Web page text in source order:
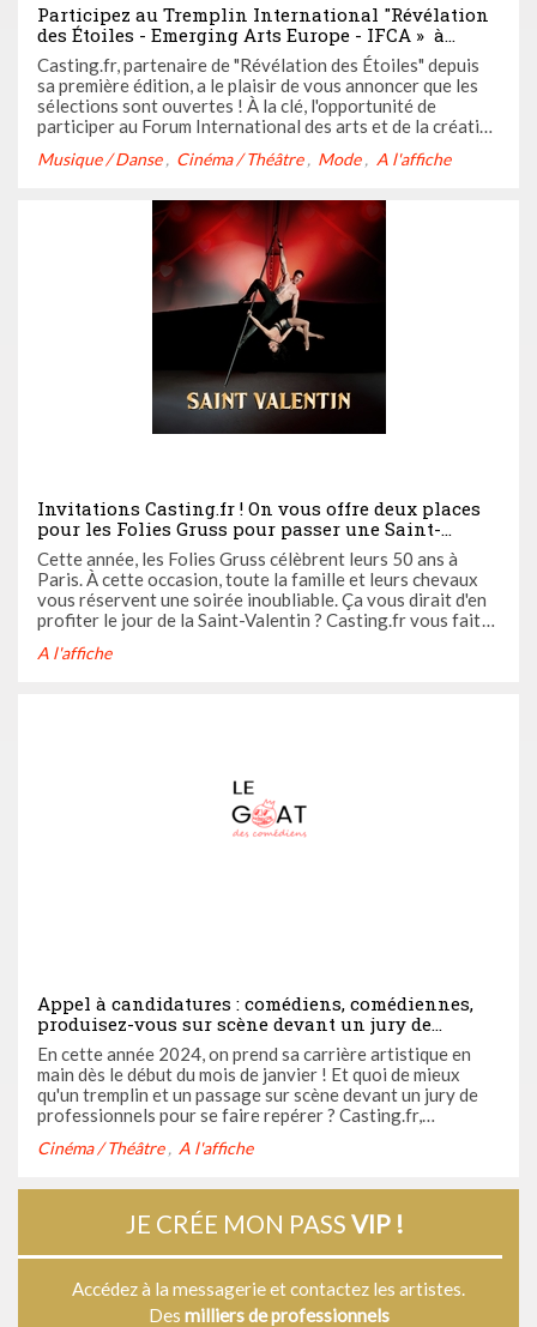
Participez au Tremplin International "Révélation
des Étoiles - Emerging Arts Europe - IFCA » à
Cannes, et rencontrez des agents et producteurs,
décrochez des bourses et des contrats en Europe et
aux États-Unis !
Casting.fr, partenaire de "Révélation des Étoiles" depuis
sa première édition, a le plaisir de vous annoncer que les
sélections sont ouvertes ! À la clé, l'opportunité de
participer au Forum International des arts et de la création
agents et producteurs venus du monde entier. On vous dit
Musique / Danse Cinéma / Théâtre Mode A l'affiche
Invitations Casting.fr ! On vous offre deux places
pour les Folies Gruss pour passer une Saint-
Valentin exceptionnelle
Cette année, les Folies Gruss célèbrent leurs 50 ans à
Paris. À cette occasion, toute la famille et leurs chevaux
vous réservent une soirée inoubliable. Ça vous dirait d'en
profiter le jour de la Saint-Valentin ? Casting.fr vous fait
A l'affiche
Appel à candidatures : comédiens, comédiennes,
produisez-vous sur scène devant un jury de
professionnels et faites-vous connaître grâce au
concours Goat des comédiens
En cette année 2024, on prend sa carrière artistique en
main dès le début du mois de janvier ! Et quoi de mieux
qu'un tremplin et un passage sur scène devant un jury de
professionnels pour se faire repérer ? Casting.fr,
comédiens, vous l'annonce : si vous accédez à la finale du
Cinéma / Théâtre A l'affiche
JE CRÉE MON PASSVIP !
Accédez à la messagerie et contactez les artistes.
Des milliers de professionnels